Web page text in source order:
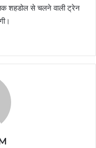
शहडोल से चलने वाली ट्रेन